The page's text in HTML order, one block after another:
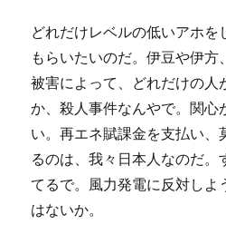
どれだけレベルの低いアホを
もらいたいのだ。伊豆や伊
被害によって、どれだけの人
か、殺人事件なんやで。関心
い。再エネ賦課金を支払い、
るのは、我々日本人なのだ
てるで。風力発電に反対しよ
はないか。